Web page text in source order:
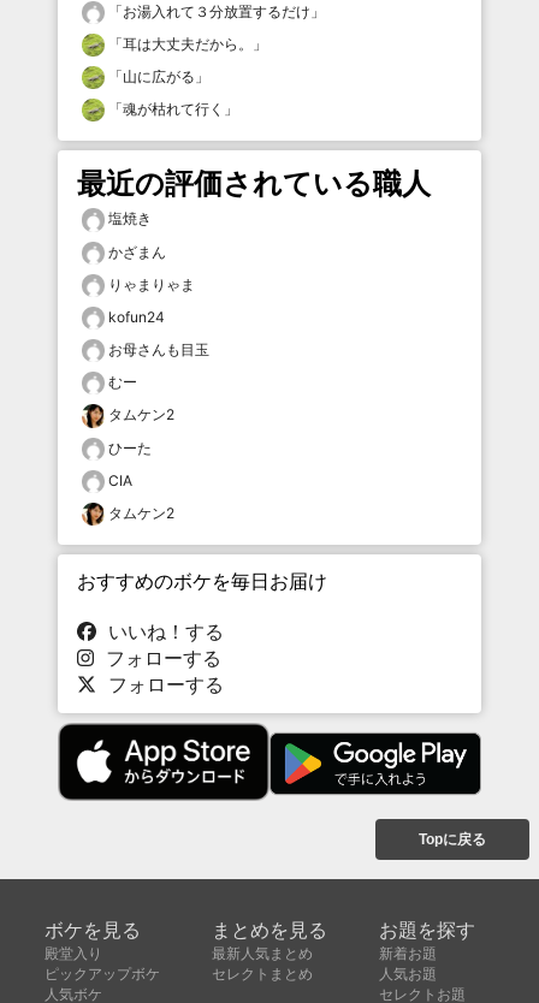
「お湯入れて３分放置するだけ 」
「耳は大丈夫だから。
」
「山に広がる 」
「魂が枯れて行く 」
最近の評価されている職人
塩焼き
かざまん
りゃまりゃま
kofun24
お母さんも目玉
むー
タムケン2
ひーた
CIA
タムケン2
おすすめのボケを毎日お届け
いいね！する
フォローする
フォローする
Topに戻る
ボケを見る
殿堂入り
ピックアップボケ
人気ボケ
まとめを見る
最新人気まとめ
セレクトまとめ
お題を探す
新着お題
人気お題
セレクトお題